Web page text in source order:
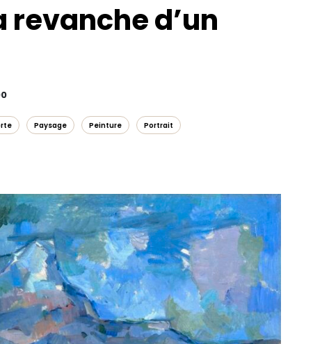
revanche d’un
Paysage Peinture Portrait